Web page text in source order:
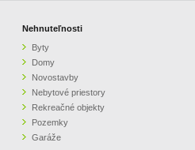
GARÁŽE
O NÁS
CENNÍK REALITNEJ INZERCIE
ZVÝRAZNENIE REALITNÝCH INZERÁTOV
Nehnuteľnosti
Byty
Domy
Novostavby
Nebytové priestory
Rekreačné objekty
Pozemky
Garáže